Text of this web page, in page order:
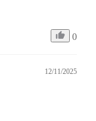
0
12/11/2025